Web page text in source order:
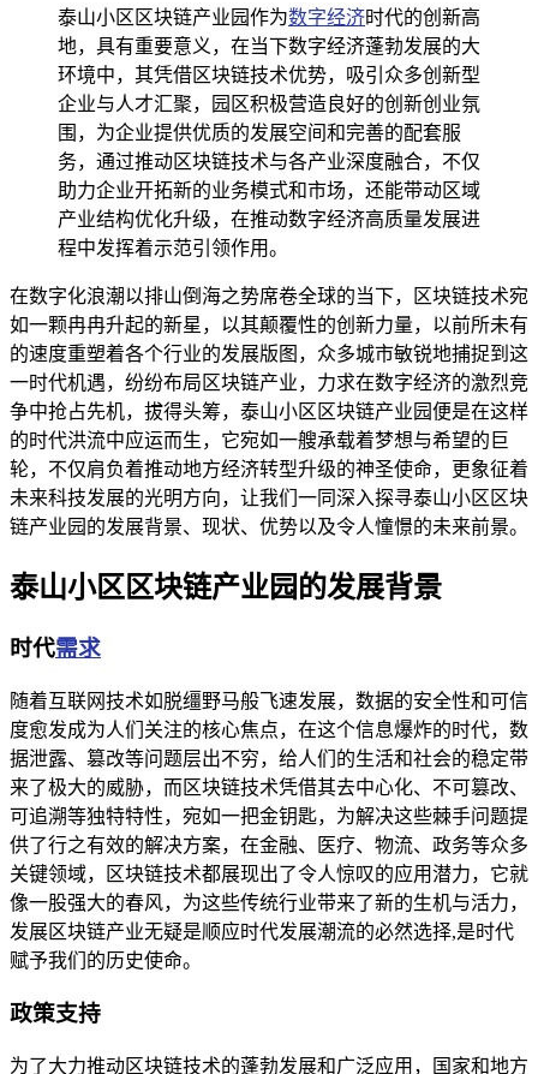
泰山小区区块链产业园作为数字经济时代的创新高
地，具有重要意义，在当下数字经济蓬勃发展的大
环境中，其凭借区块链技术优势，吸引众多创新型
企业与人才汇聚，园区积极营造良好的创新创业氛
围，为企业提供优质的发展空间和完善的配套服
务，通过推动区块链技术与各产业深度融合，不仅
助力企业开拓新的业务模式和市场，还能带动区域
产业结构优化升级，在推动数字经济高质量发展进
程中发挥着示范引领作用。
在数字化浪潮以排山倒海之势席卷全球的当下，区块链技术宛
如一颗冉冉升起的新星，以其颠覆性的创新力量，以前所未有
的速度重塑着各个行业的发展版图，众多城市敏锐地捕捉到这
一时代机遇，纷纷布局区块链产业，力求在数字经济的激烈竞
争中抢占先机，拔得头筹，泰山小区区块链产业园便是在这样
的时代洪流中应运而生，它宛如一艘承载着梦想与希望的巨
轮，不仅肩负着推动地方经济转型升级的神圣使命，更象征着
未来科技发展的光明方向，让我们一同深入探寻泰山小区区块
链产业园的发展背景、现状、优势以及令人憧憬的未来前景。
泰山小区区块链产业园的发展背景
时代需求
随着互联网技术如脱缰野马般飞速发展，数据的安全性和可信
度愈发成为人们关注的核心焦点，在这个信息爆炸的时代，数
据泄露、篡改等问题层出不穷，给人们的生活和社会的稳定带
来了极大的威胁，而区块链技术凭借其去中心化、不可篡改、
可追溯等独特特性，宛如一把金钥匙，为解决这些棘手问题提
供了行之有效的解决方案，在金融、医疗、物流、政务等众多
关键领域，区块链技术都展现出了令人惊叹的应用潜力，它就
像一股强大的春风，为这些传统行业带来了新的生机与活力，
发展区块链产业无疑是顺应时代发展潮流的必然选择,是时代
赋予我们的历史使命。
政策支持
为了大力推动区块链技术的蓬勃发展和广泛应用，国家和地方